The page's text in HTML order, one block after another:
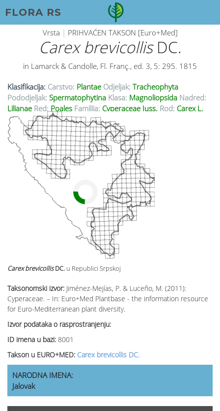
FLORA RS
Vrsta | PRIHVAĆEN TAKSON [Euro+Med]
Carex brevicollisDC.
in Lamarck & Candolle, Fl. Franç., ed. 3, 5: 295. 1815
Klasifikacija: Carstvo: Plantae Odjeljak: Tracheophyta
Pododjeljak: Spermatophytina Klasa: Magnoliopsida Nadred:
Lilianae Red: Poales Familija: Cyperaceae Juss. Rod: Carex L.
Taksonomski izvor: Jiménez-Mejías, P. & Luceño, M. (2011):
Cyperaceae. – In: Euro+Med Plantbase - the information resource
for Euro-Mediterranean plant diversity.
Izvor podataka o rasprostranjenju:
ID imena u bazi: 8001
Takson u EURO+MED: Carex brevicollis DC.
Carex brevicollisDC. u Republici Srpskoj
NARODNA IMENA:
Jalovak